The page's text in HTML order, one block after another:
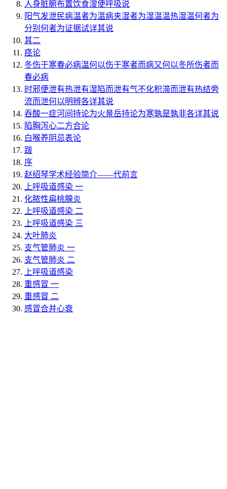
人身脏腑布置饮食溲便呼吸说
阳气发泄民病温者为温病夹湿者为湿温温热湿温何者为
分别何者为证据试详其说
其二
痉论
冬伤于寒春必病温何以伤于寒者而病又何以冬所伤者而
春必病
时邪便泄有热泄有湿陷而泄有气不化积滞而泄有热结旁
流而泄何以明辨各详其说
吞酸一症河间持论为火景岳持论为寒孰是孰非各详其说
陷胸泻心二方合论
白喉养阴忌表论
跋
序
赵绍琴学术经验简介——代前言
上呼吸道感染 一
化脓性扁桃腺炎
上呼吸道感染 二
上呼吸道感染 三
大叶肺炎
支气管肺炎 一
支气管肺炎 二
上呼吸道感染
重感冒 一
重感冒 二
感冒合并心衰